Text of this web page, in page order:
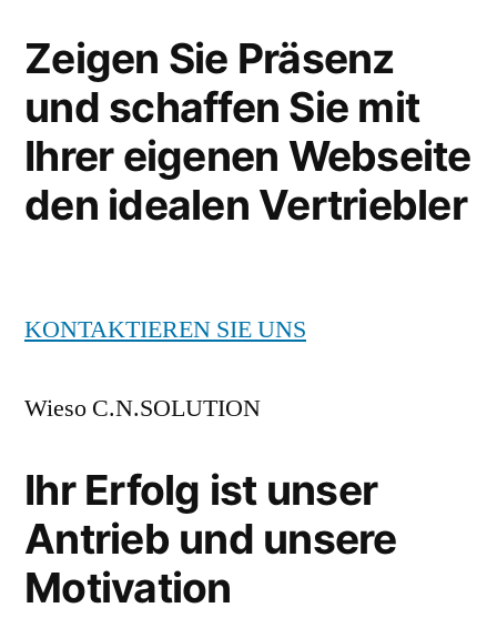
Zeigen Sie Präsenz
und schaffen Sie mit
Ihrer eigenen Webseite
den idealen Vertriebler
KONTAKTIEREN SIE UNS
Wieso C.N.SOLUTION
Ihr Erfolg ist unser
Antrieb und unsere
Motivation